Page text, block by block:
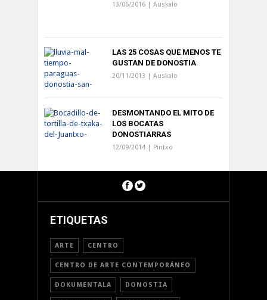
13/06/2016 | Auskalo
LAS 25 COSAS QUE MENOS TE
GUSTAN DE DONOSTIA
20/11/2013 | Auskalo
DESMONTANDO EL MITO DE
LOS BOCATAS
DONOSTIARRAS
12/09/2014 | Pintxo
ETIQUETAS
ARTE CENTRO
CENTRO DE ARTE CONTEMPORÁNEO
DOKUMENTALA DONOSTIA